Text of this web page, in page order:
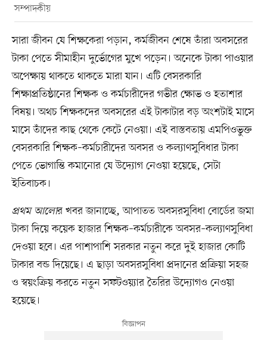
সম্পাদকীয়
সারা জীবন যে শিক্ষকেরা পড়ান, কর্মজীবন শেষে তাঁরা অবসরের
টাকা পেতে সীমাহীন দুর্ভোগের মুখে পড়েন। অনেকে টাকা পাওয়ার
অপেক্ষায় থাকতে থাকতে মারা যান। এটি বেসরকারি
শিক্ষাপ্রতিষ্ঠানের শিক্ষক ও কর্মচারীদের গভীর ক্ষোভ ও হতাশার
বিষয়। অথচ শিক্ষকদের অবসরের এই টাকাটার বড় অংশটাই মাসে
মাসে তাঁদের কাছ থেকে কেটে নেওয়া। এই বাস্তবতায় এমপিওভুক্ত
বেসরকারি শিক্ষক–কর্মচারীদের অবসর ও কল্যাণসুবিধার টাকা
পেতে ভোগান্তি কমানোর যে উদ্যোগ নেওয়া হয়েছে, সেটা
ইতিবাচক।
প্রথম আলোর খবর জানাচ্ছে, আপাতত অবসরসুবিধা বোর্ডের জমা
টাকা দিয়ে কয়েক হাজার শিক্ষক–কর্মচারীকে অবসর–কল্যাণসুবিধা
দেওয়া হবে। এর পাশাপাশি সরকার নতুন করে দুই হাজার কোটি
টাকার বন্ড দিয়েছে। এ ছাড়া অবসরসুবিধা প্রদানের প্রক্রিয়া সহজ
ও স্বয়ংক্রিয় করতে নতুন সফটওয়্যার তৈরির উদ্যোগও নেওয়া
হয়েছে।